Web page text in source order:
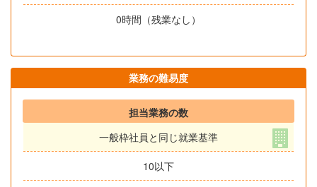
0時間（残業なし）
業務の難易度
担当業務の数
一般枠社員と同じ就業基準
10以下